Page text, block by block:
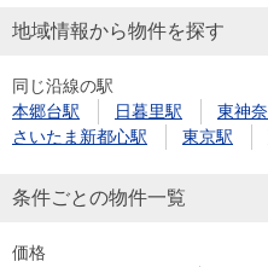
す
購入向け
サービス
住宅
ンシ
住まいと
暮らしの
税金の本
売却
ド
地域情報から物件を探す
同じ沿線の駅
本郷台駅
日暮里駅 東神
さいたま新都心駅
東京駅
条件ごとの物件一覧
価格